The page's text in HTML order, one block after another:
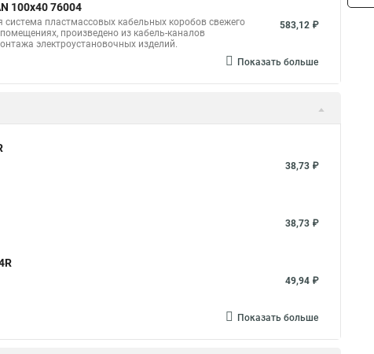
100x40 76004
пластмассовых кабельных коробов свежего
произведено из кабель-каналов
электроустановочных изделий.
583,12 ₽
Показать больше
38,73 ₽
38,73 ₽
49,94 ₽
Показать больше